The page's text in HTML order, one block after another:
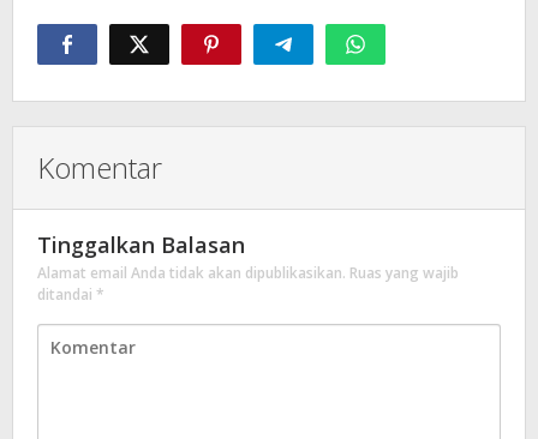
Komentar
Tinggalkan Balasan
Alamat email Anda tidak akan dipublikasikan. Ruas yang wajib
ditandai *